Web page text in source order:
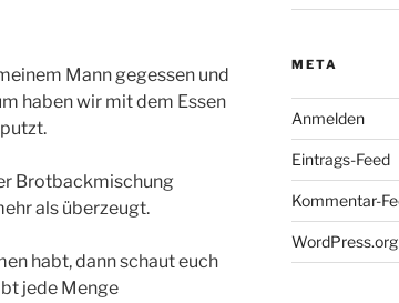
Mann gegessen und
haben wir mit dem Essen
Brotbackmischung
als überzeugt.
habt, dann schaut euch
jede Menge
META
Anmelden
Eintrags-Feed
Kommentar-
WordPress.org